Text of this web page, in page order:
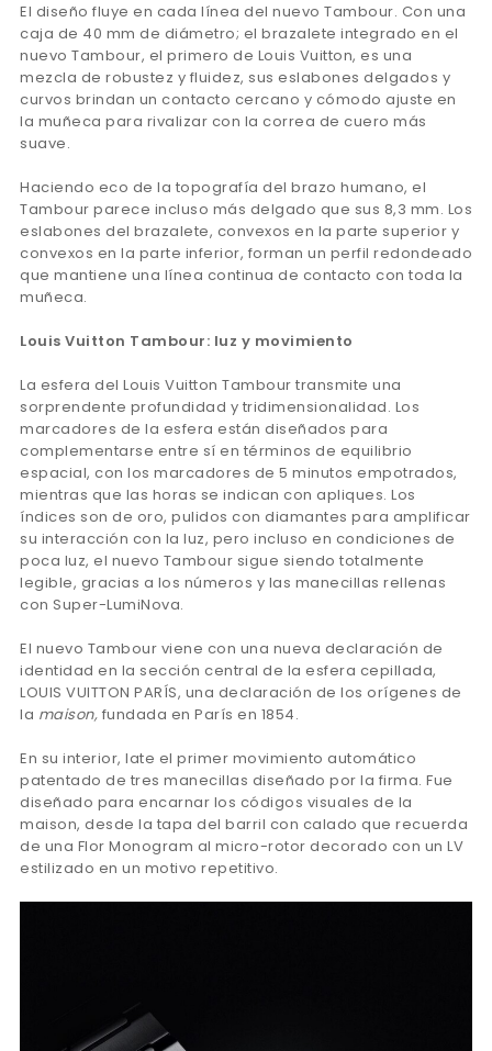
El diseño fluye en cada línea del nuevo Tambour. Con una
caja de 40 mm de diámetro; el brazalete integrado en el
nuevo Tambour, el primero de Louis Vuitton, es una
mezcla de robustez y fluidez, sus eslabones delgados y
curvos brindan un contacto cercano y cómodo ajuste en
la muñeca para rivalizar con la correa de cuero más
suave.
Haciendo eco de la topografía del brazo humano, el
Tambour parece incluso más delgado que sus 8,3 mm. Los
eslabones del brazalete, convexos en la parte superior y
convexos en la parte inferior, forman un perfil redondeado
que mantiene una línea continua de contacto con toda la
muñeca.
Louis Vuitton Tambour: luz y movimiento
La esfera del Louis Vuitton Tambour transmite una
sorprendente profundidad y tridimensionalidad. Los
marcadores de la esfera están diseñados para
complementarse entre sí en términos de equilibrio
espacial, con los marcadores de 5 minutos empotrados,
mientras que las horas se indican con apliques. Los
índices son de oro, pulidos con diamantes para amplificar
su interacción con la luz, pero incluso en condiciones de
poca luz, el nuevo Tambour sigue siendo totalmente
legible, gracias a los números y las manecillas rellenas
con Super-LumiNova.
El nuevo Tambour viene con una nueva declaración de
identidad en la sección central de la esfera cepillada,
LOUIS VUITTON PARÍS, una declaración de los orígenes de
la maison, fundada en París en 1854.
En su interior, late el primer movimiento automático
patentado de tres manecillas diseñado por la firma. Fue
diseñado para encarnar los códigos visuales de la
maison, desde la tapa del barril con calado que recuerda
de una Flor Monogram al micro-rotor decorado con un LV
estilizado en un motivo repetitivo.